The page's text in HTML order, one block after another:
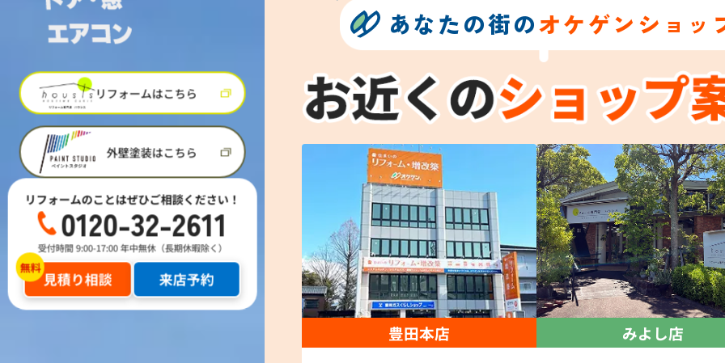
リフォームはこちら
外壁塗装はこちら
リフォームのことはぜひご相談ください！
0120-32-2611
受付時間 9:00-17:00 年中無休（長期休暇除く）
見積り相談 来店予約
あなたの街のオケゲンショッ
豊田本店 みよし店